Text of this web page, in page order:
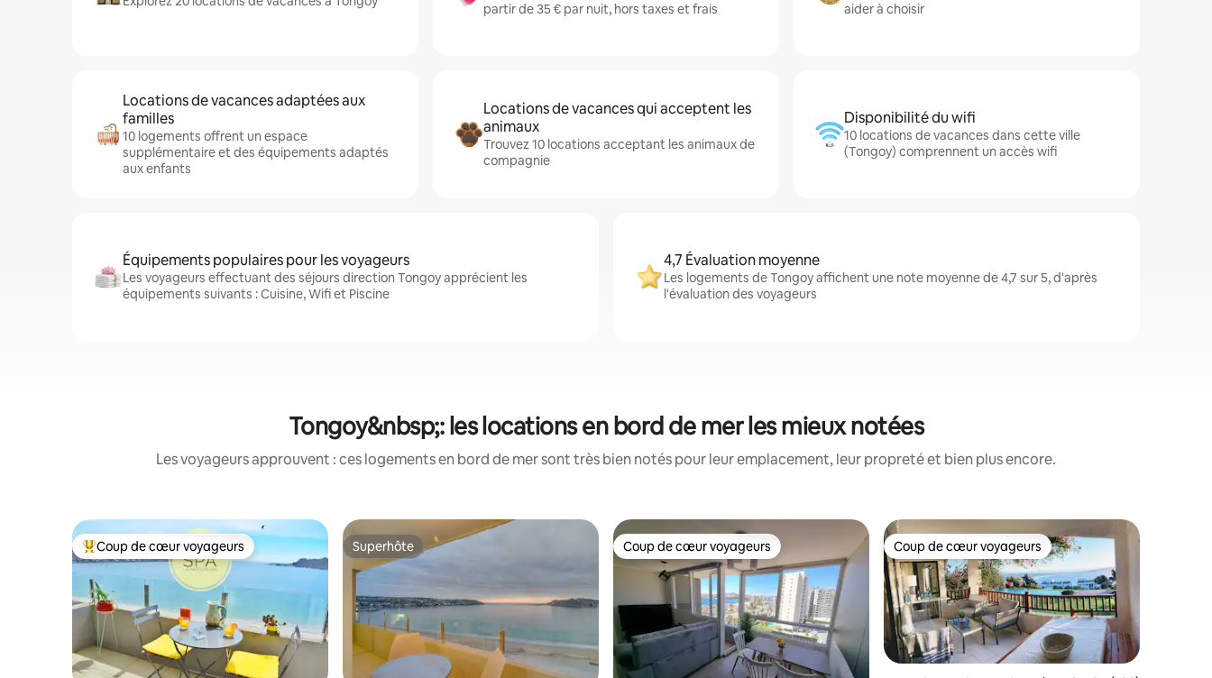
partir de 35 € par nuit, hors taxes et frais
aider à choisir
Locations de vacances adaptées aux
familles
10 logements offrent un espace
supplémentaire et des équipements adaptés
aux enfants
Locations de vacances qui acceptent les
animaux
Trouvez 10 locations acceptant les animaux de
compagnie
Disponibilité du wifi
10 locations de vacances dans cette ville
(Tongoy) comprennent un accès wifi
Équipements populaires pour les voyageurs
Les voyageurs effectuant des séjours direction Tongoy apprécient les
équipements suivants : Cuisine, Wifi et Piscine
4,7 Évaluation moyenne
Les logements de Tongoy affichent une note moyenne de 4,7 sur 5, d'après
l'évaluation des voyageurs
Tongoy&nbsp;: les locations en bord de mer les mieux notées
Les voyageurs approuvent : ces logements en bord de mer sont très bien notés pour leur emplacement, leur propreté et bien plus encore.
Coups de cœur voyageurs les plus appréciés
Coup de cœur voyageurs Superhôte
Superhôte Coup de cœur voyageurs
Coup de cœur voyageurs Coup de cœur voyageurs
Coup de cœur voyageurs